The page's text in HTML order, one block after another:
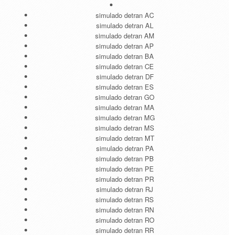
simulado detran AC
simulado detran AL
simulado detran AM
simulado detran AP
simulado detran BA
simulado detran CE
simulado detran DF
simulado detran ES
simulado detran GO
simulado detran MA
simulado detran MG
simulado detran MS
simulado detran MT
simulado detran PA
simulado detran PB
simulado detran PE
simulado detran PR
simulado detran RJ
simulado detran RS
simulado detran RN
simulado detran RO
simulado detran RR